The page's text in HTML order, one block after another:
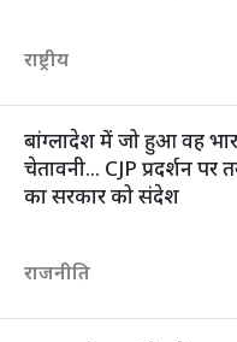
राष्ट्रीय
बांग्लादेश में जो हुआ वह
चेतावनी... CJP प्रदर्शन पर
का सरकार को संदेश
राजनीति